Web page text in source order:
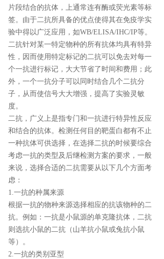
片段结合的抗体，上通常连有酶或荧光素等标
签。由于二抗所具备的优点使得其在免疫学实
验中得以广泛应用，如WB/ELISA/IHC/IP等。
二抗针对某一特定物种的所有抗体均具有特异
性，因而使用特定标记的二抗可以免去对每一
个一抗进行标记，大大节省了时间和费用；此
外，一个一抗分子可以同时结合几个二抗分
子，从而使信号大大增强，提高了实验灵敏
度。
二抗，广义上是指专门和一抗进行特异性反应
和结合的抗体。检测任何目的靶蛋白都有不止
一种抗体可供选择，在选择二抗的时候要综合
考虑一抗的类型及后继检测方案的要求，一般
来说，选择合适的二抗需要从以下几个方面考
虑：
1.一抗的种属来源
根据一抗的物种来源选择相应的抗该物种的二
抗。例如：一抗是小鼠源的单克隆抗体，二抗
则选抗小鼠的二抗（山羊抗小鼠或兔抗小鼠
等）。
2.一抗的类别亚型